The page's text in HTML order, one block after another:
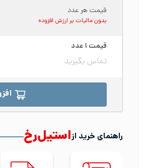
قیمت هر عدد
بدون مالیات بر ارزش افزوده
قیمت ۱عدد
تماس بگیرید
راهنمای خرید ازاستیل‌رخ